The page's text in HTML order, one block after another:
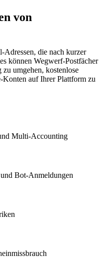
von
Adressen, die nach kurzer
können Wegwerf-Postfächer
umgehen, kostenlose
Konten auf Ihrer Plattform zu
Multi-Accounting
Bot-Anmeldungen